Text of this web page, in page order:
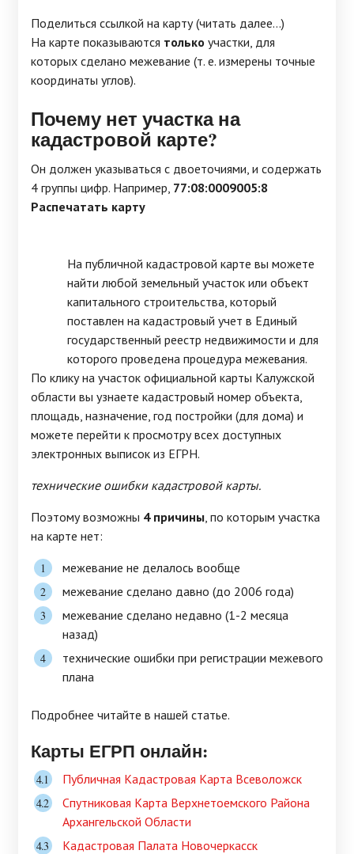
Поделиться ссылкой на карту (читать далее...)
На карте показываются только участки, для
которых сделано межевание (т. е. измерены точные
координаты углов).
Почему нет участка на
кадастровой карте?
Он должен указываться с двоеточиями, и содержать
4 группы цифр. Например, 77:08:0009005:8
Распечатать карту
На публичной кадастровой карте вы можете
найти любой земельный участок или объект
капитального строительства, который
поставлен на кадастровый учет в Единый
государственный реестр недвижимости и для
которого проведена процедура межевания.
По клику на участок официальной карты Калужской
области вы узнаете кадастровый номер объекта,
площадь, назначение, год постройки (для дома) и
можете перейти к просмотру всех доступных
электронных выписок из ЕГРН.
технические ошибки кадастровой карты.
Поэтому возможны 4 причины, по которым участка
на карте нет:
межевание не делалось вообще
межевание сделано давно (до 2006 года)
межевание сделано недавно (1-2 месяца
назад)
технические ошибки при регистрации межевого
плана
Подробнее читайте в нашей статье.
Карты ЕГРП онлайн:
Публичная Кадастровая Карта Всеволожск
Спутниковая Карта Верхнетоемского Района
Архангельской Области
Кадастровая Палата Новочеркасск